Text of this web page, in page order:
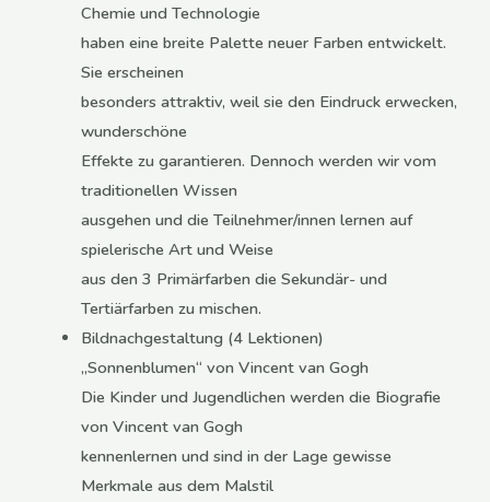
Chemie und Technologie
haben eine breite Palette neuer Farben entwickelt.
Sie erscheinen
besonders attraktiv, weil sie den Eindruck erwecken,
wunderschöne
Effekte zu garantieren. Dennoch werden wir vom
traditionellen Wissen
ausgehen und die Teilnehmer/innen lernen auf
spielerische Art und Weise
aus den 3 Primärfarben die Sekundär- und
Tertiärfarben zu mischen.
Bildnachgestaltung (4 Lektionen)
„Sonnenblumen“ von Vincent van Gogh
Die Kinder und Jugendlichen werden die Biografie
von Vincent van Gogh
kennenlernen und sind in der Lage gewisse
Merkmale aus dem Malstil